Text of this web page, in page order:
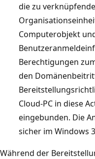
die zu
Computerobjekt
Berechtigungen
den
Cloud-PC in diese
eingebunden. Die
sicher im Windows
Während der